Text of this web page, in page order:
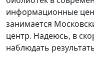
информационные
занимается
центр. Надеюсь, в
наблюдать